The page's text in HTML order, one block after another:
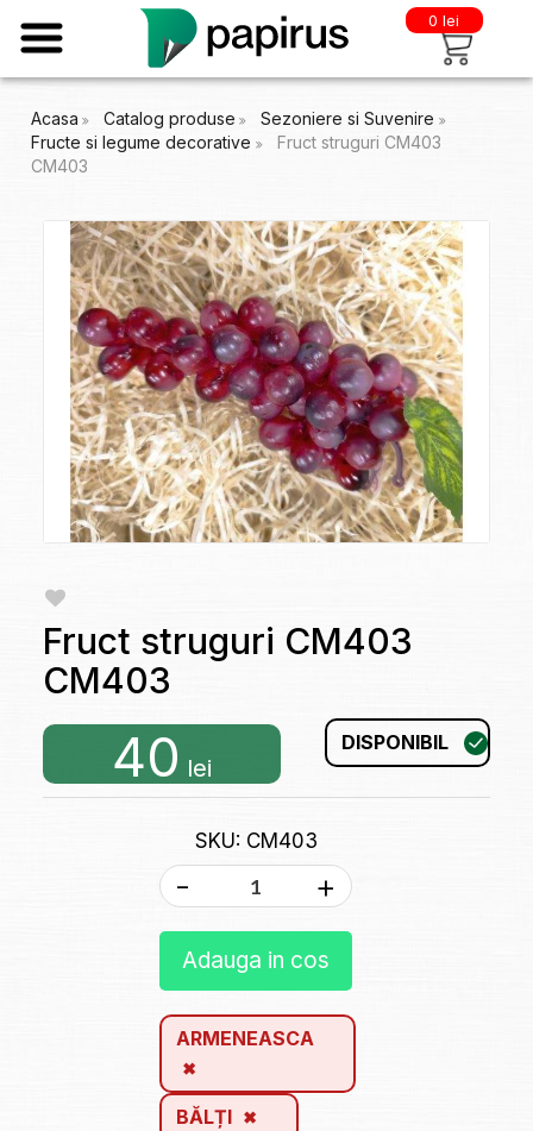
0 lei
Acasa Catalog produse
Sezoniere si Suvenire
Fructe si legume decorative
Fruct struguri CM403
CM403
Fruct struguri CM403
CM403
40 lei
DISPONIBIL
SKU: CM403
- +
Adauga in cos
ARMENEASCA
BĂLȚI